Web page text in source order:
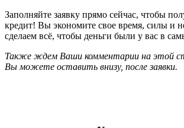
Заполняйте заявку прямо сейчас, чтобы
кредит! Вы экономите свое время, силы и
сделаем всё, чтобы деньги были у вас в
Также ждем Ваши комментарии на этой
Вы можете оставить внизу, после заявки.